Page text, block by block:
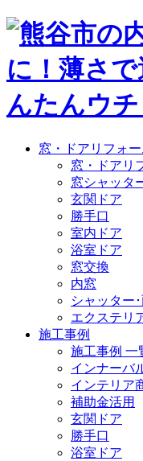
窓・ドアリフォ
窓・ドアリ
窓シャッタ
玄関ドア
勝手口
室内ドア
浴室ドア
窓交換
内窓
シャッター
エクステリ
施工事例
施工事例 一
インナーバ
インテリア
補助金活用
玄関ドア
勝手口
浴室ドア